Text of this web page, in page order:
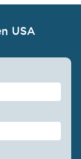
USA